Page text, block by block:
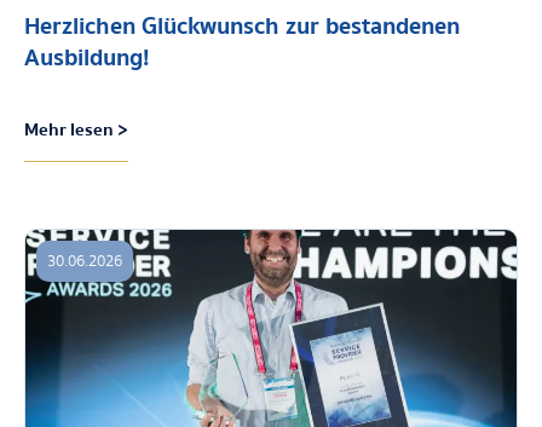
Herzlichen Glückwunsch zur bestandenen
Ausbildung!
Mehr lesen >
30.06.2026